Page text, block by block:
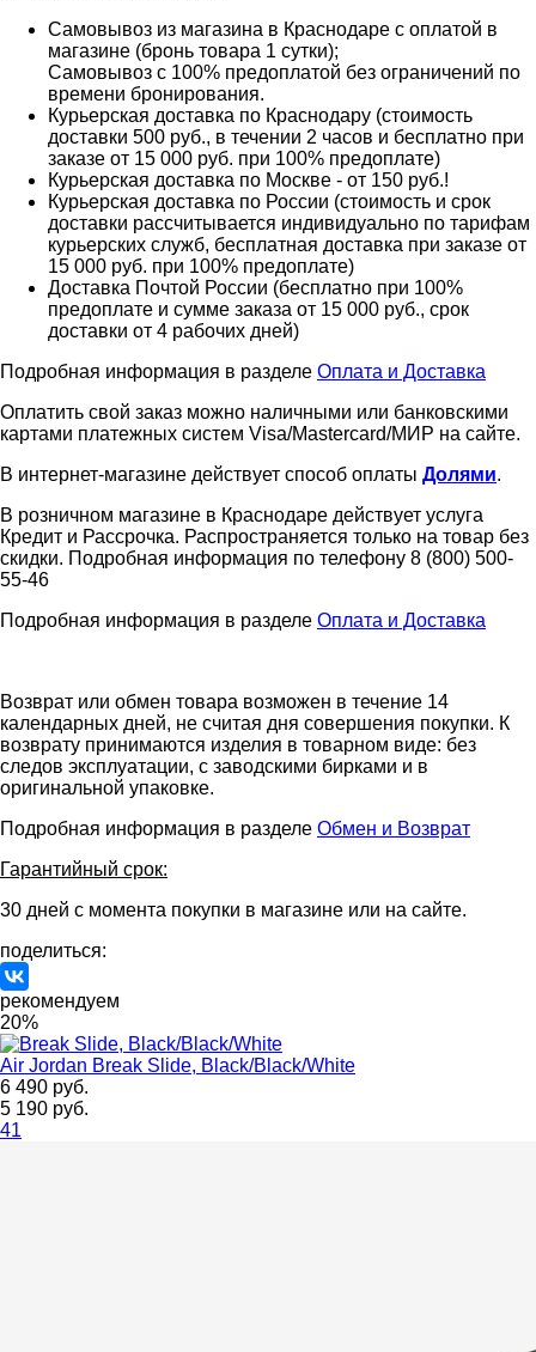
Самовывоз из магазина в Краснодаре с оплатой в
магазине (бронь товара 1 сутки);
Самовывоз с 100% предоплатой без ограничений по
времени бронирования.
Курьерская доставка по Краснодару (стоимость
доставки 500 руб., в течении 2 часов и бесплатно при
заказе от 15 000 руб. при 100% предоплате)
Курьерская доставка по Москве - от 150 руб.!
Курьерская доставка по России (стоимость и срок
доставки рассчитывается индивидуально по тарифам
курьерских служб, бесплатная доставка при заказе от
15 000 руб. при 100% предоплате)
Доставка Почтой России (бесплатно при 100%
предоплате и сумме заказа от 15 000 руб., срок
доставки от 4 рабочих дней)
Подробная информация в разделе Оплата и Доставка
Оплатить свой заказ можно наличными или банковскими
картами платежных систем Visa/Mastercard/МИР на сайте.
В интернет-магазине действует способ оплаты Долями.
В розничном магазине в Краснодаре действует услуга
Кредит и Рассрочка. Распространяется только на товар без
скидки. Подробная информация по телефону 8 (800) 500-
55-46
Подробная информация в разделе Оплата и Доставка
Возврат или обмен товара возможен в течение 14
календарных дней, не считая дня совершения покупки. К
возврату принимаются изделия в товарном виде: без
следов эксплуатации, с заводскими бирками и в
оригинальной упаковке.
Подробная информация в разделе Обмен и Возврат
Гарантийный срок:
30 дней с момента покупки в магазине или на сайте.
поделиться:
рекомендуем
20%
Air Jordan Break Slide, Black/Black/White
6 490 руб.
5 190 руб.
41